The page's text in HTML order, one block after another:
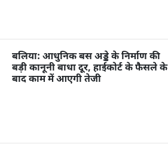
बलिया: आधुनिक बस अड्डे के निर्माण की
बड़ी कानूनी बाधा दूर, हाईकोर्ट के फैसले के
बाद काम में आएगी तेजी